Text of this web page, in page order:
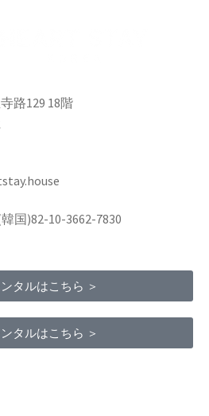
路129 18階
国)82-10-3662-7830
タルはこちら ＞
タルはこちら ＞